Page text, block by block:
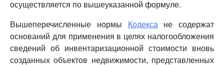
осуществляется по вышеуказанной формуле.
Вышеперечисленные нормы Кодекса не содержат
оснований для применения в целях налогообложения
сведений об инвентаризационной стоимости вновь
созданных объектов недвижимости, представленных